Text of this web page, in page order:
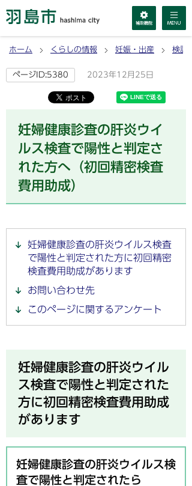
ホーム くらしの情報 妊娠・出産 検診
ページID:5380 2023年12月25日
妊婦健康診査の肝炎ウイ
ルス検査で陽性と判定さ
れた方へ（初回精密検査
費用助成）
妊婦健康診査の肝炎ウイルス検査
で陽性と判定された方に初回精密
検査費用助成があります
お問い合わせ先
このページに関するアンケート
妊婦健康診査の肝炎ウイル
ス検査で陽性と判定された
方に初回精密検査費用助成
があります
妊婦健康診査の肝炎ウイルス検
査で陽性と判定されたら